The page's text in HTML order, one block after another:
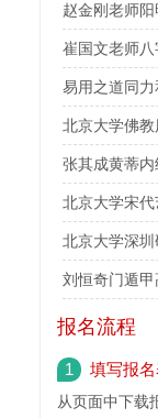
赵金刚老师
崔国文老师
易用之道同
北京大学佛
张其成黄蒂
北京大学宋
北京大学深
刘恒奇门遁甲
报名流程
1 填写报
从页面中下载